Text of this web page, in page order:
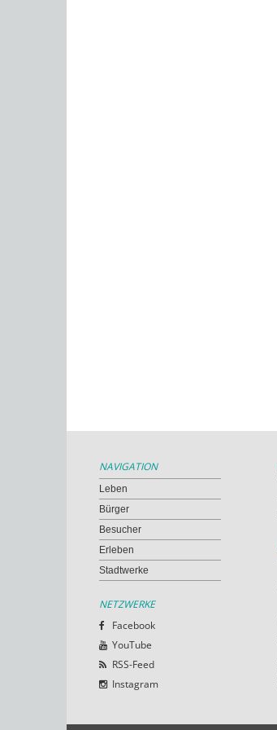
NAVIGATION
Leben
Bürger
Besucher
Erleben
Stadtwerke
NETZWERKE
Facebook
YouTube
RSS-Feed
Instagram